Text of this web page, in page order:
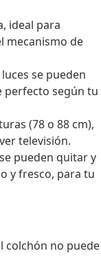
ideal para
mecanismo de
se pueden
perfecto según tu
(78 o 88 cm),
televisión.
pueden quitar y
y fresco, para tu
colchón no puede